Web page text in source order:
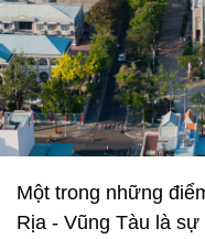
Một trong những
Rịa - Vũng Tàu là